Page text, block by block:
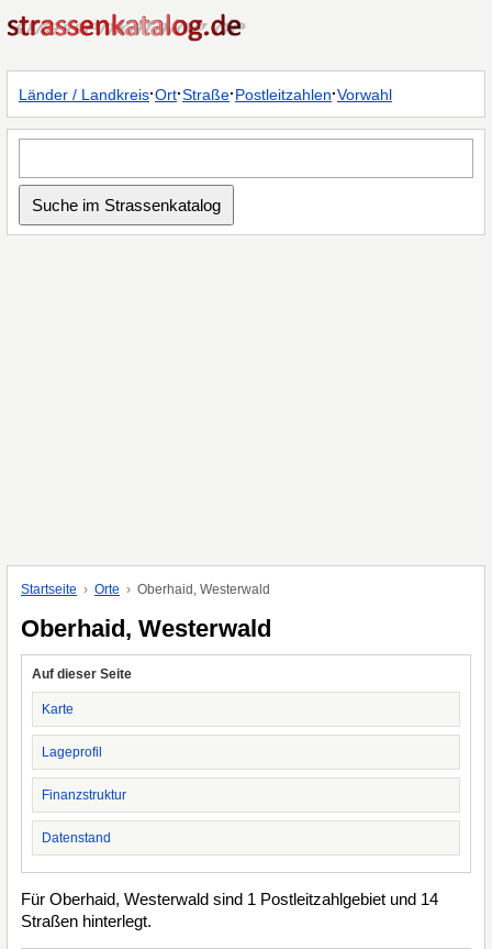
Länder / Landkreis·Ort·Straße·Postleitzahlen·Vorwahl
Startseite Orte Oberhaid, Westerwald
Oberhaid, Westerwald
Auf dieser Seite
Karte
Lageprofil
Finanzstruktur
Datenstand
Für Oberhaid, Westerwald sind 1 Postleitzahlgebiet und 14
Straßen hinterlegt.